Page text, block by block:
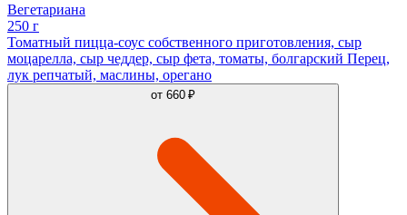
Вегетариана
250 г
Томатный пицца-соус собственного приготовления, сыр
моцарелла, сыр чеддер, сыр фета, томаты, болгарский Перец,
лук репчатый, маслины, орегано
от 660 ₽